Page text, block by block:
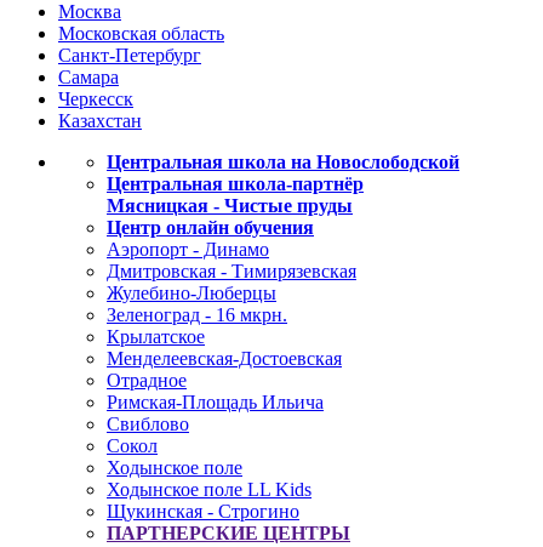
Москва
Московская область
Санкт-Петербург
Самара
Черкесск
Казахстан
Центральная школа на Новослободской
Центральная школа-партнёр
Мясницкая - Чистые пруды
Центр онлайн обучения
Аэропорт - Динамо
Дмитровская - Тимирязевская
Жулебино-Люберцы
Зеленоград - 16 мкрн.
Крылатское
Менделеевская-Достоевская
Отрадное
Римская-Площадь Ильича
Свиблово
Сокол
Ходынское поле
Ходынское поле LL Kids
Щукинская - Строгино
ПАРТНЕРСКИЕ ЦЕНТРЫ